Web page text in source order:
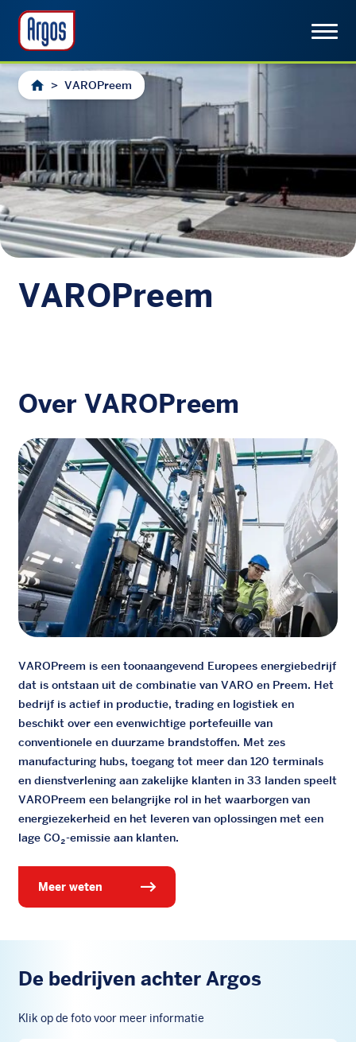
> VAROPreem
VAROPreem
Over VAROPreem
VAROPreem is een toonaangevend Europees energiebedrijf
dat is ontstaan uit de combinatie van VARO en Preem. Het
bedrijf is actief in productie, trading en logistiek en
beschikt over een evenwichtige portefeuille van
conventionele en duurzame brandstoffen. Met zes
manufacturing hubs, toegang tot meer dan 120 terminals
en dienstverlening aan zakelijke klanten in 33 landen speelt
VAROPreem een belangrijke rol in het waarborgen van
energiezekerheid en het leveren van oplossingen met een
lage CO₂-emissie aan klanten.
meer weten
De bedrijven achter Argos
Klik op de foto voor meer informatie